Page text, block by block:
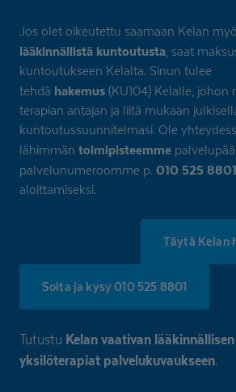
Jos olet oikeutettu saamaan Kelan
lääkinnällistä kuntoutusta, saat
kuntoutukseen Kelalta. Sinun tulee
tehdä hakemus (KU104) Kelalle, johon
terapian antajan ja liitä mukaan
kuntoutussuunnitelmasi. Ole
lähimmän toimipisteemme
palvelunumeroomme p. 010 525 8801
aloittamiseksi.
Täytä Kelan
Soita ja kysy 010 525 8801
Tutustu Kelan vaativan
yksilöterapiat palvelukuvaukseen.